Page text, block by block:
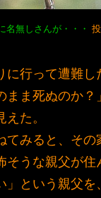
名無しさんが・・・
に行って遭難し
まま死ぬのか？
た。
てみると、その
そうな親父が住
」という親父を